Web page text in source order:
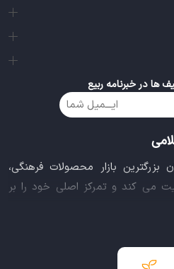
ها در خبرنامه ربیع
بازار محصولات فرهنگی،
می کند و تمرکز اصلی خود را بر
است. این بازار مجموعه کاملی از
فرهنگی، مذهبی و هنری برآورده